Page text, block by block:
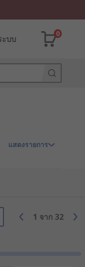
ะบบ
0
แสดงรายการ
1 จาก 32